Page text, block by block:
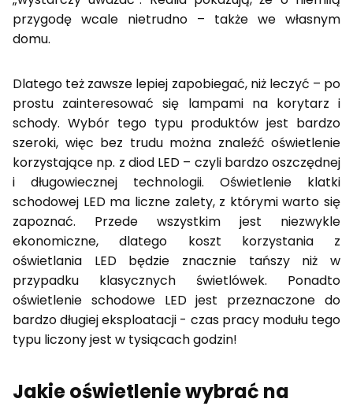
przygodę wcale nietrudno – także we własnym
domu.
Dlatego też zawsze lepiej zapobiegać, niż leczyć – po
prostu zainteresować się lampami na korytarz i
schody. Wybór tego typu produktów jest bardzo
szeroki, więc bez trudu można znaleźć oświetlenie
korzystające np. z diod LED – czyli bardzo oszczędnej
i długowiecznej technologii. Oświetlenie klatki
schodowej LED ma liczne zalety, z którymi warto się
zapoznać. Przede wszystkim jest niezwykle
ekonomiczne, dlatego koszt korzystania z
oświetlania LED będzie znacznie tańszy niż w
przypadku klasycznych świetlówek. Ponadto
oświetlenie schodowe LED jest przeznaczone do
bardzo długiej eksploatacji - czas pracy modułu tego
typu liczony jest w tysiącach godzin!
Jakie oświetlenie wybrać na